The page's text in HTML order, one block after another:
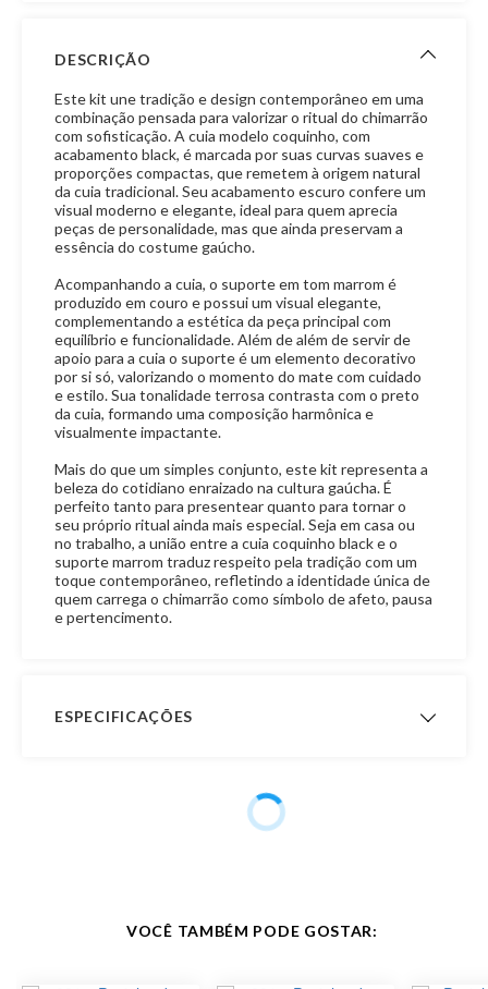
DESCRIÇÃO
Este kit une tradição e design contemporâneo em uma
combinação pensada para valorizar o ritual do chimarrão
com sofisticação. A cuia modelo coquinho, com
acabamento black, é marcada por suas curvas suaves e
proporções compactas, que remetem à origem natural
da cuia tradicional. Seu acabamento escuro confere um
visual moderno e elegante, ideal para quem aprecia
peças de personalidade, mas que ainda preservam a
essência do costume gaúcho.
Acompanhando a cuia, o suporte em tom marrom é
produzido em couro e possui um visual elegante,
complementando a estética da peça principal com
equilíbrio e funcionalidade. Além de além de servir de
apoio para a cuia o suporte é um elemento decorativo
por si só, valorizando o momento do mate com cuidado
e estilo. Sua tonalidade terrosa contrasta com o preto
da cuia, formando uma composição harmônica e
visualmente impactante.
Mais do que um simples conjunto, este kit representa a
beleza do cotidiano enraizado na cultura gaúcha. É
perfeito tanto para presentear quanto para tornar o
seu próprio ritual ainda mais especial. Seja em casa ou
no trabalho, a união entre a cuia coquinho black e o
suporte marrom traduz respeito pela tradição com um
toque contemporâneo, refletindo a identidade única de
quem carrega o chimarrão como símbolo de afeto, pausa
e pertencimento.
ESPECIFICAÇÕES
Prata 600
Material Pezinho Couro
VOCÊ TAMBÉM PODE GOSTAR: